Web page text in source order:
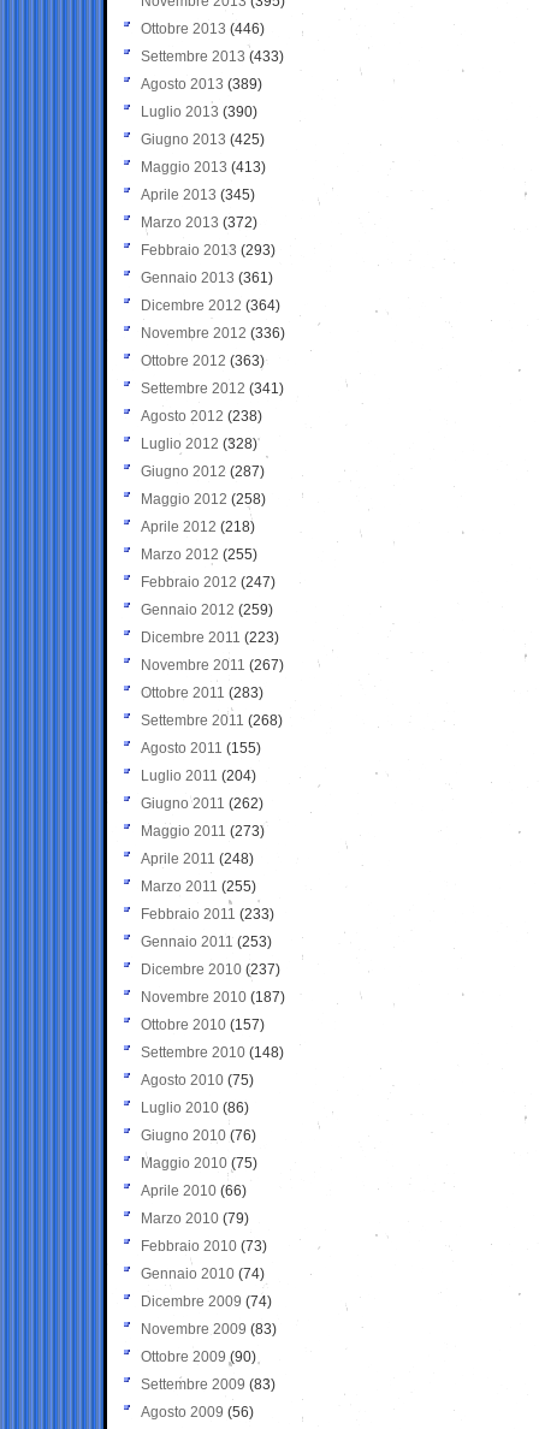
Ottobre 2013 (446)
Settembre 2013 (433)
Agosto 2013 (389)
Luglio 2013 (390)
Giugno 2013 (425)
Maggio 2013 (413)
Aprile 2013 (345)
Marzo 2013 (372)
Febbraio 2013 (293)
Gennaio 2013 (361)
Dicembre 2012 (364)
Novembre 2012 (336)
Ottobre 2012 (363)
Settembre 2012 (341)
Agosto 2012 (238)
Luglio 2012 (328)
Giugno 2012 (287)
Maggio 2012 (258)
Aprile 2012 (218)
Marzo 2012 (255)
Febbraio 2012 (247)
Gennaio 2012 (259)
Dicembre 2011 (223)
Novembre 2011 (267)
Ottobre 2011 (283)
Settembre 2011 (268)
Agosto 2011 (155)
Luglio 2011 (204)
Giugno 2011 (262)
Maggio 2011 (273)
Aprile 2011 (248)
Marzo 2011 (255)
Febbraio 2011 (233)
Gennaio 2011 (253)
Dicembre 2010 (237)
Novembre 2010 (187)
Ottobre 2010 (157)
Settembre 2010 (148)
Agosto 2010 (75)
Luglio 2010 (86)
Giugno 2010 (76)
Maggio 2010 (75)
Aprile 2010 (66)
Marzo 2010 (79)
Febbraio 2010 (73)
Gennaio 2010 (74)
Dicembre 2009 (74)
Novembre 2009 (83)
Ottobre 2009 (90)
Settembre 2009 (83)
Agosto 2009 (56)